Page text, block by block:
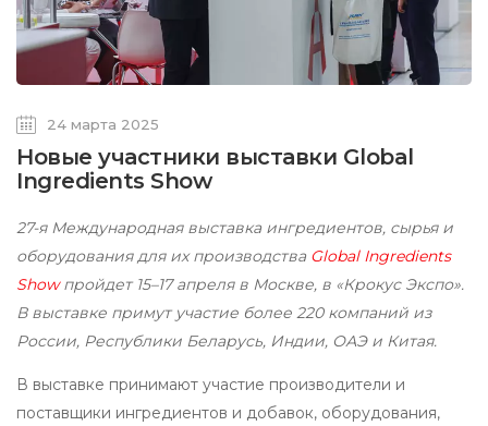
24 марта 2025
Новые участники выставки Global
Ingredients Show
27-я Международная выставка ингредиентов, сырья и
оборудования для их производства Global Ingredients
Showпройдет 15–17 апреля в Москве, в «Крокус Экспо».
В выставке примут участие более 220 компаний из
России, Республики Беларусь, Индии, ОАЭ и Китая.
В выставке принимают участие производители и
поставщики ингредиентов и добавок, оборудования,